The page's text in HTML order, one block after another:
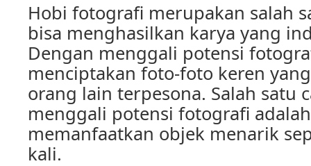
Hobi fotografi merupakan salah
bisa menghasilkan karya yang
Dengan menggali potensi
menciptakan foto-foto keren
orang lain terpesona. Salah satu
menggali potensi fotografi
memanfaatkan objek menarik
kali.